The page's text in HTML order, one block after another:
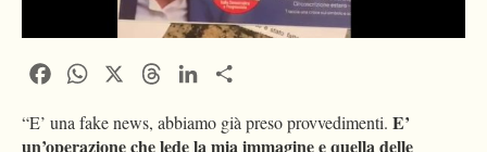
FacebookWhatsApp ThreadsLinkedIn
“E’ una fake news, abbiamo già preso provvedimenti. E’
un’operazione che lede la mia immagine e quella delle